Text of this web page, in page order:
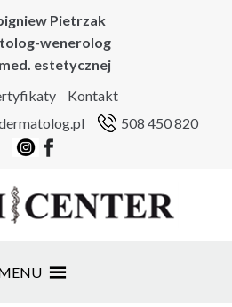
Pietrzak
wenerolog
estetycznej
Kontakt
508 450 820